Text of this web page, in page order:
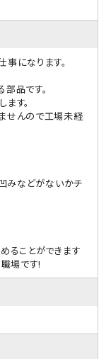
になります。
品です。
す。
せんので工場未経
みなどがないかチ
ることができます
場です!